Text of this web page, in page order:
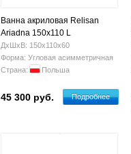
Ванна акриловая Relisan
Ariadna 150х110 L
ДхШхВ: 150х110х60
Форма: Угловая асимметричная
Страна:
Польша
45 300 руб. Подробнее